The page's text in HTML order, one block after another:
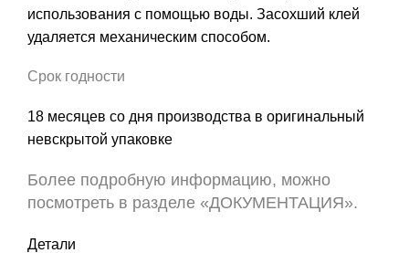
использования с помощью воды. Засохший клей
удаляется механическим способом.
Срок годности
18 месяцев со дня производства в оригинальный
невскрытой упаковке
Более подробную информацию, можно
посмотреть в разделе «ДОКУМЕНТАЦИЯ».
Детали